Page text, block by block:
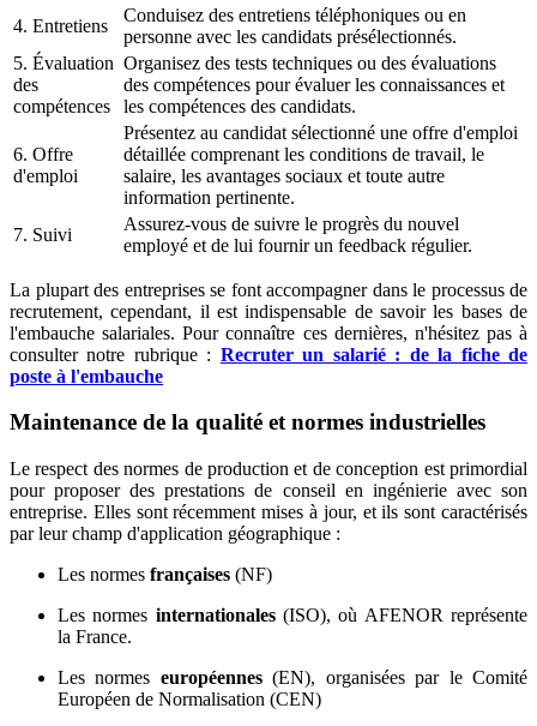
4. Entretiens
Conduisez des entretiens téléphoniques ou en
personne avec les candidats présélectionnés.
5. Évaluation
des
compétences
Organisez des tests techniques ou des évaluations
des compétences pour évaluer les connaissances et
les compétences des candidats.
6. Offre
d'emploi
Présentez au candidat sélectionné une offre d'emploi
détaillée comprenant les conditions de travail, le
salaire, les avantages sociaux et toute autre
information pertinente.
7. Suivi
Assurez-vous de suivre le progrès du nouvel
employé et de lui fournir un feedback régulier.
La plupart des entreprises se font accompagner dans le processus de
recrutement, cependant, il est indispensable de savoir les bases de
l'embauche salariales. Pour connaître ces dernières, n'hésitez pas à
consulter notre rubrique : Recruter un salarié : de la fiche de
poste à l'embauche
Maintenance de la qualité et normes industrielles
Le respect des normes de production et de conception est primordial
pour proposer des prestations de conseil en ingénierie avec son
entreprise. Elles sont récemment mises à jour, et ils sont caractérisés
par leur champ d'application géographique :
Les normes françaises (NF)
Les normes internationales(ISO), où AFENOR représente
la France.
Les normes européennes(EN), organisées par le Comité
Européen de Normalisation (CEN)